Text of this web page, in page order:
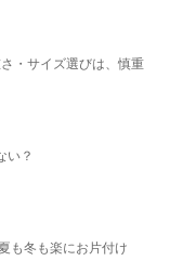
・サイズ選びは、慎重
い？
も冬も楽にお片付け